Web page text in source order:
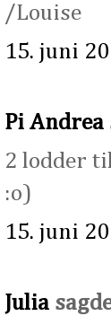
/Louise
15. juni
Pi Andrea
2 lodder
:o)
15. juni
Julia